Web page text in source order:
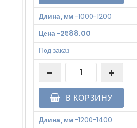
Длина, мм-1000-1200
Цена-2588.00
Под заказ
В КОРЗИНУ
Длина, мм-1200-1400